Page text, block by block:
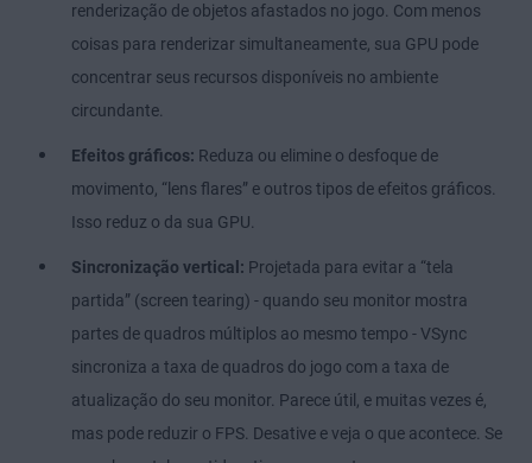
renderização de objetos afastados no jogo. Com menos
coisas para renderizar simultaneamente, sua GPU pode
concentrar seus recursos disponíveis no ambiente
circundante.
Efeitos gráficos: Reduza ou elimine o desfoque de
movimento, “lens flares” e outros tipos de efeitos gráficos.
Isso reduz o da sua GPU.
Sincronização vertical: Projetada para evitar a “tela
partida” (screen tearing) - quando seu monitor mostra
partes de quadros múltiplos ao mesmo tempo - VSync
sincroniza a taxa de quadros do jogo com a taxa de
atualização do seu monitor. Parece útil, e muitas vezes é,
mas pode reduzir o FPS. Desative e veja o que acontece. Se